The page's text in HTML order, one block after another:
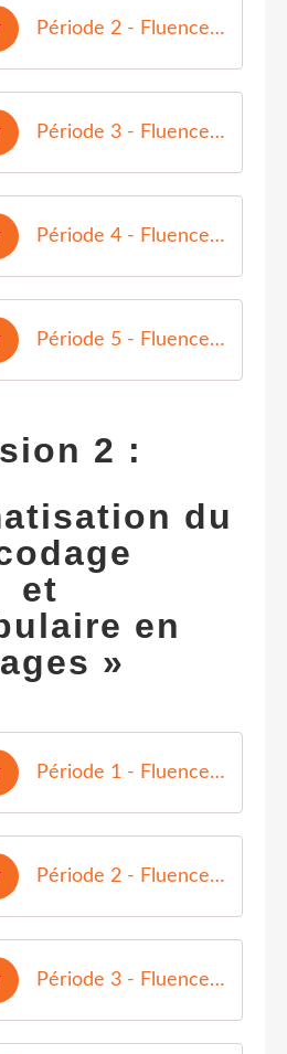
Période 2 - Fluence AT
Période 3 - Fluence AT
Période 4 - Fluence AT
Période 5 - Fluence AT
2 :
du
et
en
»
Période 1 - Fluence AT aide
Période 2 - Fluence AT aide
Période 3 - Fluence AT aide